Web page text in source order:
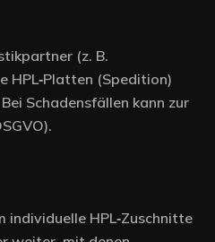
(z. B.
HPL‑Platten (Spedition)
Schadensfällen kann zur
HPL‑Zuschnitte